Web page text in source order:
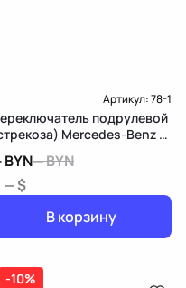
Артикул:78-1
подрулевой
Mercedes-Benz B
BYN—BYN
— $
В корзину
-10%